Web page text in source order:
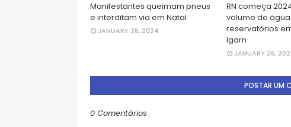
Manifestantes queimam pneus
e interditam via em Natal
JANUARY 26, 2024
RN começa
volume de
reservatórios
Igarn
JANUARY 26,
POSTAR UM
0 Comentários